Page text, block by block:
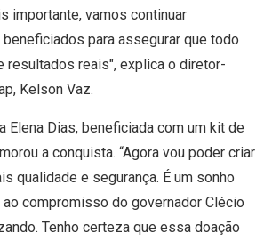
importante, vamos continuar
para assegurar que todo
resultados reais", explica o diretor-
Kelson Vaz.
Elena Dias, beneficiada com um kit de
a conquista. “Agora vou poder criar
qualidade e segurança. É um sonho
compromisso do governador Clécio
Tenho certeza que essa doação